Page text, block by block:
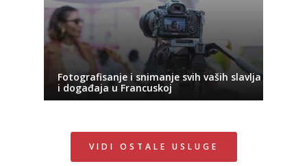
Fotografisanje i snimanje svih vaših slavlja
i događaja u Francuskoj
VIDI OSTALE USLUGE